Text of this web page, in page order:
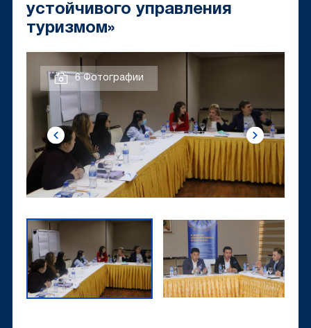
устойчивого управления
туризмом»
6 Фотографии